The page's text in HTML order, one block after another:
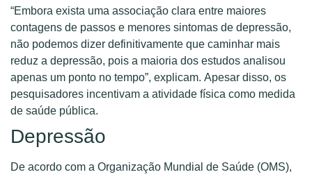
“Embora exista uma associação clara entre maiores
contagens de passos e menores sintomas de depressão,
não podemos dizer definitivamente que caminhar mais
reduz a depressão, pois a maioria dos estudos analisou
apenas um ponto no tempo”, explicam. Apesar disso, os
pesquisadores incentivam a atividade física como medida
de saúde pública.
Depressão
De acordo com a Organização Mundial de Saúde (OMS),